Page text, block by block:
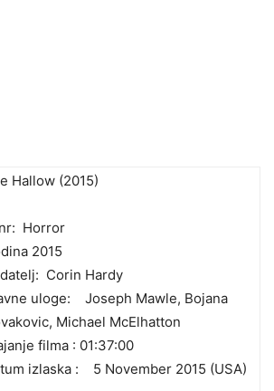
Hallow (2015)
Horror
2015
Corin Hardy
uloge: Joseph Mawle, Bojana
Michael McElhatton
filma : 01:37:00
izlaska :
5 November 2015 (USA)